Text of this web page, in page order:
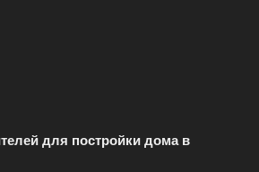
для постройки дома в